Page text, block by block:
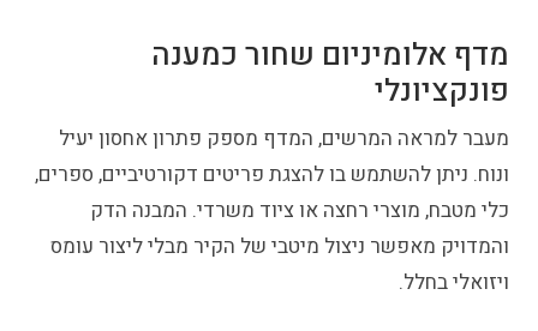
מדף אלומיניום שחור כמענה
פונקציונלי
מעבר למראה המרשים, המדף מספק פתרון אחסון יעיל
ונוח. ניתן להשתמש בו להצגת פריטים דקורטיביים, ספרים,
כלי מטבח, מוצרי רחצה או ציוד משרדי. המבנה הדק
והמדויק מאפשר ניצול מיטבי של הקיר מבלי ליצור עומס
ויזואלי בחלל.